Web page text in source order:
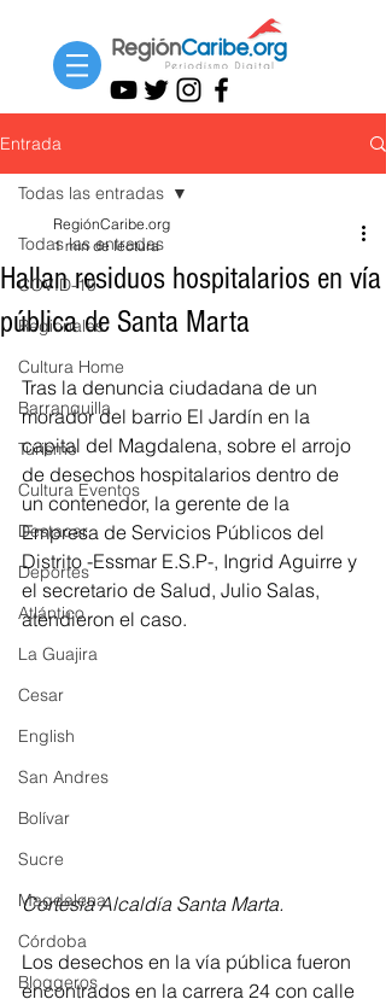
Entrada
Todas las entradas
COVID-19
Regionales
Cultura Home
Barranquilla
Turismo
Cultura Eventos
Destacar
Deportes
Atlántico
La Guajira
Cesar
English
San Andres
Bolívar
Sucre
Magdalena
Córdoba
Bloggeros
Todas las entradas
Hallan residuos hospitalarios en vía
pública de Santa Marta
RegiónCaribe.org
1 min de lectura
Tras la denuncia ciudadana de un
morador del barrio El Jardín en la
capital del Magdalena, sobre el arrojo
de desechos hospitalarios dentro de
un contenedor, la gerente de la
Empresa de Servicios Públicos del
Distrito -Essmar E.S.P-, Ingrid Aguirre y
el secretario de Salud, Julio Salas,
atendieron el caso.
Cortesía Alcaldía Santa Marta.
Los desechos en la vía pública fueron
encontrados en la carrera 24 con calle